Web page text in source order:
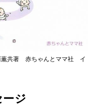
薫共著 赤ちゃんとママ社 イ
ジ